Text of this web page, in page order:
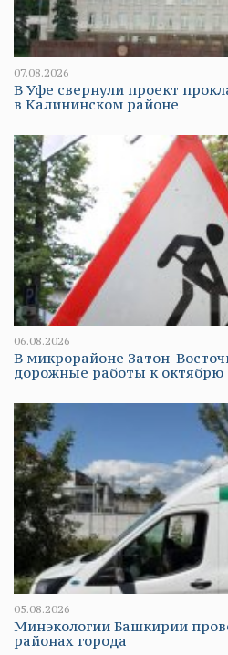
07.08.2026
В Уфе свернули проект
в Калининском районе
06.08.2026
В микрорайоне Затон-
дорожные работы к октябрю
05.08.2026
Минэкологии Башкирии
районах города